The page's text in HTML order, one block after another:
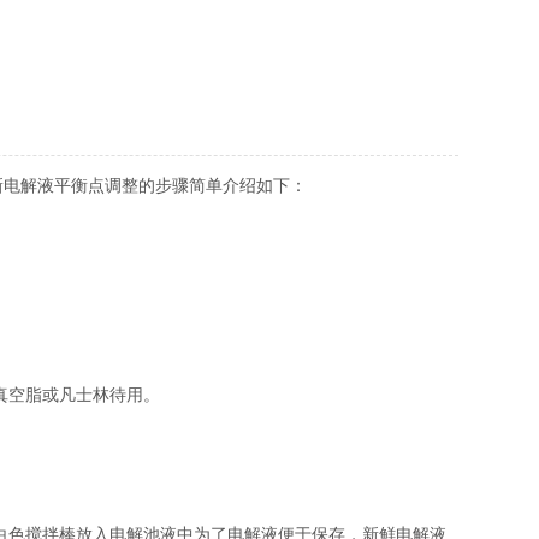
解液平衡点调整的步骤简单介绍如下：
脂或凡士林待用。
搅拌棒放入电解池液中为了电解液便于保存，新鲜电解液